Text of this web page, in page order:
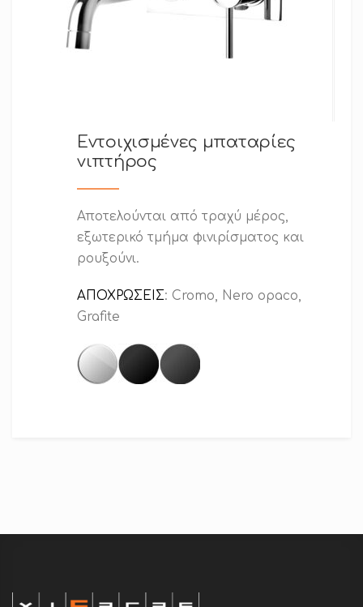
Εντοιχισμένες μπαταρίες
νιπτήρος
Αποτελούνται από τραχύ μέρος,
εξωτερικό τμήμα φινιρίσματος και
ρουξούνι.
ΑΠΟΧΡΩΣΕΙΣ: Cromo, Nero opaco,
Grafite